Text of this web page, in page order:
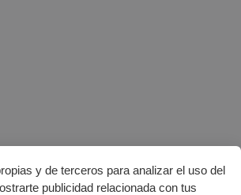
y de terceros para analizar el uso del
publicidad relacionada con tus